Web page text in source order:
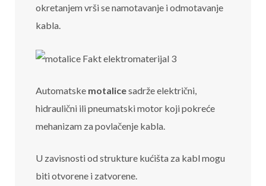
okretanjem vrši se namotavanje i odmotavanje
kabla.
Automatske motalicesadrže električni,
hidraulični ili pneumatski motor koji pokreće
mehanizam za povlačenje kabla.
U zavisnosti od strukture kućišta za kabl mogu
biti otvorene i zatvorene.